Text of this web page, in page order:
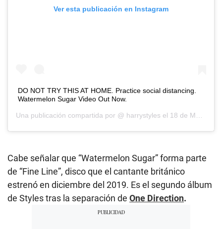
Ver esta publicación en Instagram
DO NOT TRY THIS AT HOME. Practice social distancing.
Watermelon Sugar Video Out Now.
Una publicación compartida por @ harrystyles el 18 de May de 2020 a las 9:00 PDT
Cabe señalar que “Watermelon Sugar” forma parte
de “Fine Line”, disco que el cantante británico
estrenó en diciembre del 2019. Es el segundo álbum
de Styles tras la separación de One Direction.